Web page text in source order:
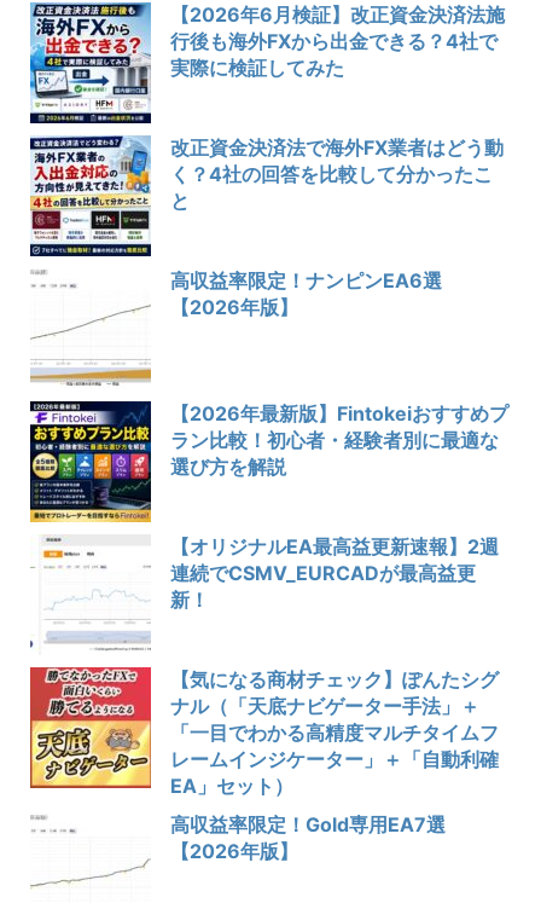
【2026年6月検証】改正資金決済法施
行後も海外FXから出金できる？4社で
実際に検証してみた
改正資金決済法で海外FX業者はどう動
く？4社の回答を比較して分かったこ
と
高収益率限定！ナンピンEA6選
【2026年版】
【2026年最新版】Fintokeiおすすめプ
ラン比較！初心者・経験者別に最適な
選び方を解説
【オリジナルEA最高益更新速報】2週
連続でCSMV_EURCADが最高益更
新！
【気になる商材チェック】ぽんたシグ
ナル（「天底ナビゲーター手法」＋
「一目でわかる高精度マルチタイムフ
レームインジケーター」＋「自動利確
EA」セット）
高収益率限定！Gold専用EA7選
【2026年版】